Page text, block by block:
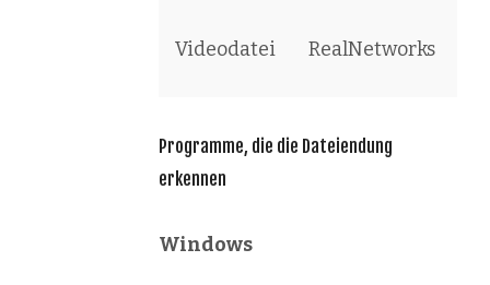
Videodatei RealNetworks
Programme, die die Dateiendung
erkennen
Windows